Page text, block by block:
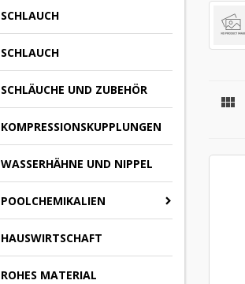
SCHLAUCH
SCHLAUCH
SCHLÄUCHE UND ZUBEHÖR
KOMPRESSIONSKUPPLUNGEN
WASSERHÄHNE UND NIPPEL
POOLCHEMIKALIEN
HAUSWIRTSCHAFT
ROHES MATERIAL
